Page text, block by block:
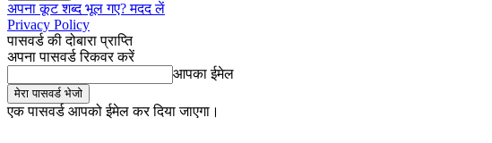
अपना कूट शब्द भूल गए? मदद लें
Privacy Policy
पासवर्ड की दोबारा प्राप्ति
अपना पासवर्ड रिकवर करें
आपका ईमेल
एक पासवर्ड आपको ईमेल कर दिया जाएगा।